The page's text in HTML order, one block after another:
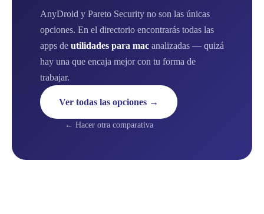
AnyDroid y Pareto Security no son las únicas
opciones. En el directorio encontrarás todas las
apps de utilidades para mac analizadas — quizá
hay una que encaja mejor con tu forma de
trabajar.
Ver todas las opciones →
← Hacer otra comparativa